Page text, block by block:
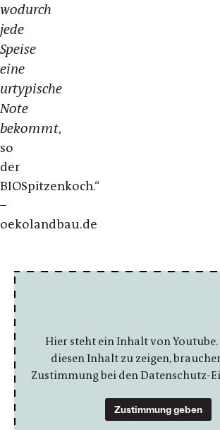
wodurch
jede
Speise
eine
urtypische
Note
bekommt,
so
der
BIOSpitzenkoch.“
–
oekolandbau.de
Hier steht ein Inhalt von
diesen Inhalt zu zeigen,
Zustimmung bei den Datenschutz-
Zustimmung geben